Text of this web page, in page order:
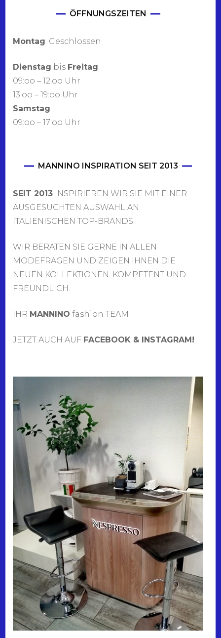
ÖFFNUNGSZEITEN
Montag: Geschlossen
Dienstag bis Freitag:
09:oo – 12:oo Uhr
13:oo – 19:oo Uhr
Samstag:
09:oo – 17:oo Uhr
MANNINO INSPIRATION SEIT 2013
SEIT 2013 INSPIRIEREN WIR SIE MIT EINER
AUSGESUCHTEN AUSWAHL AN
ITALIENISCHEN TOP-BRANDS.
WIR BERATEN SIE GERNE IN ALLEN
MODEFRAGEN UND ZEIGEN IHNEN DIE
NEUEN KOLLEKTIONEN. KOMPETENT UND
FREUNDLICH.
IHR MANNINO fashion TEAM
JETZT AUCH AUF FACEBOOK & INSTAGRAM!